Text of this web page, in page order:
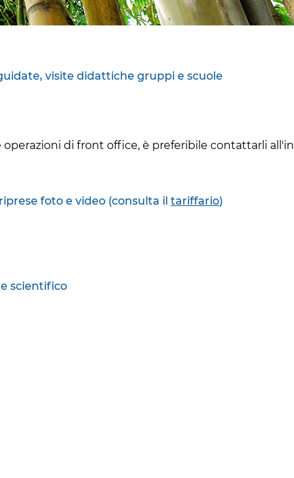
visite didattiche gruppi e scuole
di front office, è preferibile contattarli
foto e video (consulta iltariffario)
scientifico